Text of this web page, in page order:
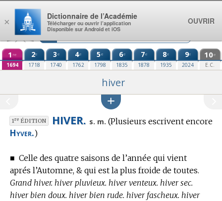
Aller au contenu
1 re
1694
2e
1718
3e
1740
4e
1762
5e
1798
6e
1835
7e
1878
8e
1935
9e
2024
10e
E.C.
hiver
1reÉDITION HIVER. s. m. (Plusieurs escrivent encore
Hyver.)
■ Celle des quatre saisons de l’année qui vient
aprés l’Automne, & qui est la plus froide de toutes.
Grand hiver. hiver pluvieux. hiver venteux. hiver sec.
hiver bien doux. hiver bien rude. hiver fascheux. hiver
×
Dictionnaire de l’Académie
Télécharger ou ouvrir l’application
Disponible sur Android et iOS
OUVRIR